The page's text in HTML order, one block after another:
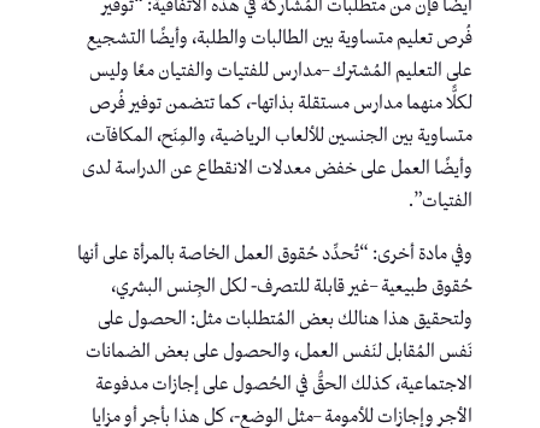
أيضًا فإن من متطلبات المُشاركة في هذه الاتفاقية: “توفير
فُرص تعليم متساوية بين الطالبات والطلبة، وأيضًا التشجيع
على التعليم المُشترك –مدارس للفتيات والفتيان معًا وليس
لكلًّا منهما مدارس مستقلة بذاتها-، كما تتضمن توفير فُرص
متساوية بين الجنسين للألعاب الرياضية، والمِنَح، المكافآت،
وأيضًا العمل على خفض معدلات الانقطاع عن الدراسة لدى
الفتيات”.
وفي مادة أخرى: “تُحدِّد حُقوق العمل الخاصة بالمرأة على أنها
حُقوق طبيعية –غير قابلة للتصرف- لكل الجِنس البشري،
ولتحقيق هذا هنالك بعض المُتطلبات مثل: الحصول على
نَفس المُقابل لنَفس العمل، والحصول على بعض الضمانات
الاجتماعية، كذلك الحقُّ في الحُصول على إجازات مدفوعة
الأجر وإجازات للأمومة –مثل الوضع-، كل هذا بأجر أو مزايا